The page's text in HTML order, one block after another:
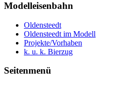
Modelleisenbahn
Oldensteedt
Oldensteedt im Modell
Projekte/Vorhaben
k. u. k. Bierzug
Seitenmenü